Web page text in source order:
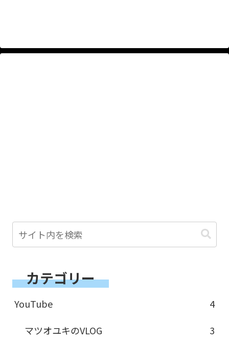
カテゴリー
YouTube
4
マツオユキのVLOG
3